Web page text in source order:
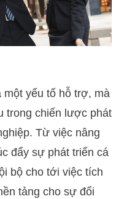
yếu tố hỗ trợ, mà
trong chiến lược phát
Từ việc nâng
đẩy sự phát triển cá
bộ cho tới việc tích
tảng cho sự đổi